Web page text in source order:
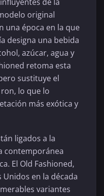
original
una época en la que
designa una bebida
azúcar, agua y
retoma esta
sustituye el
lo que lo
más exótica y
ligados a la
contemporánea
El Old Fashioned,
en la década
variantes